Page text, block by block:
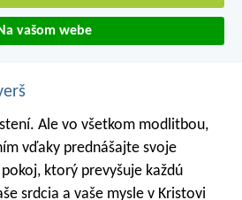
vašom webe
Ale vo všetkom modlitbou,
vďaky prednášajte svoje
ktorý prevyšuje každú
srdcia a vaše mysle v Kristovi